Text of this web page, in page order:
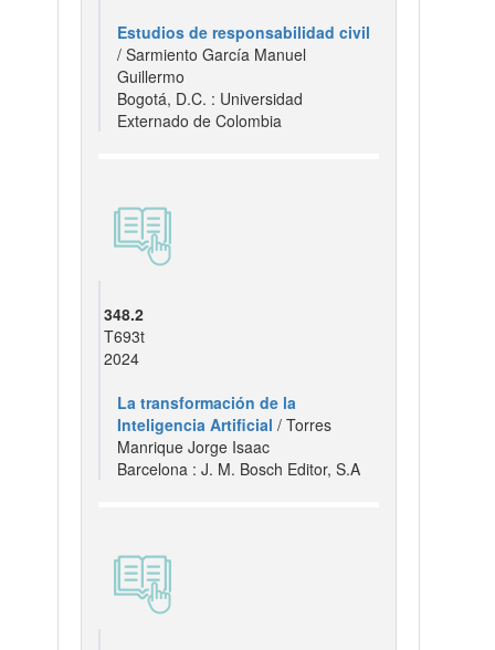
Estudios de responsabilidad civil
/ Sarmiento García Manuel
Guillermo
Bogotá, D.C. : Universidad
Externado de Colombia
348.2
T693t
2024
La transformación de la
Inteligencia Artificial / Torres
Manrique Jorge Isaac
Barcelona : J. M. Bosch Editor, S.A